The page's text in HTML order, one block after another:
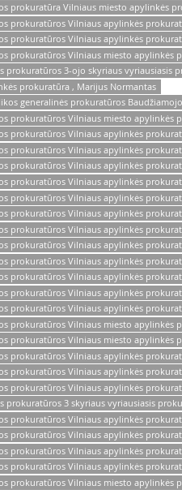
prokuratūra Vilniaus miesto apylinkės
prokuratūros Vilniaus apylinkės
prokuratūros Vilniaus apylinkės
prokuratūros Vilniaus miesto apylinkės
prokuratūros 3-ojo skyriaus vyriausiasis
prokuratūra , Marijus Normantas
generalinės prokuratūros
prokuratūros Vilniaus miesto apylinkės
prokuratūros Vilniaus apylinkės
prokuratūros Vilniaus apylinkės
prokuratūros Vilniaus apylinkės
prokuratūros Vilniaus apylinkės
prokuratūros Vilniaus apylinkės
prokuratūros Vilniaus apylinkės
prokuratūros Vilniaus apylinkės
prokuratūros Vilniaus apylinkės
prokuratūros Vilniaus apylinkės
prokuratūros Vilniaus apylinkės
prokuratūros Vilniaus apylinkės
prokuratūros Vilniaus apylinkės
prokuratūros Vilniaus miesto apylinkės
prokuratūros Vilniaus miesto apylinkės
prokuratūros Vilniaus apylinkės
prokuratūros Vilniaus apylinkės
prokuratūros Vilniaus apylinkės
prokuratūros 3 skyriaus vyriausiasis
prokuratūros Vilniaus apylinkės
prokuratūros Vilniaus apylinkės
prokuratūros Vilniaus apylinkės
prokuratūros Vilniaus apylinkės
prokuratūros Vilniaus miesto apylinkės